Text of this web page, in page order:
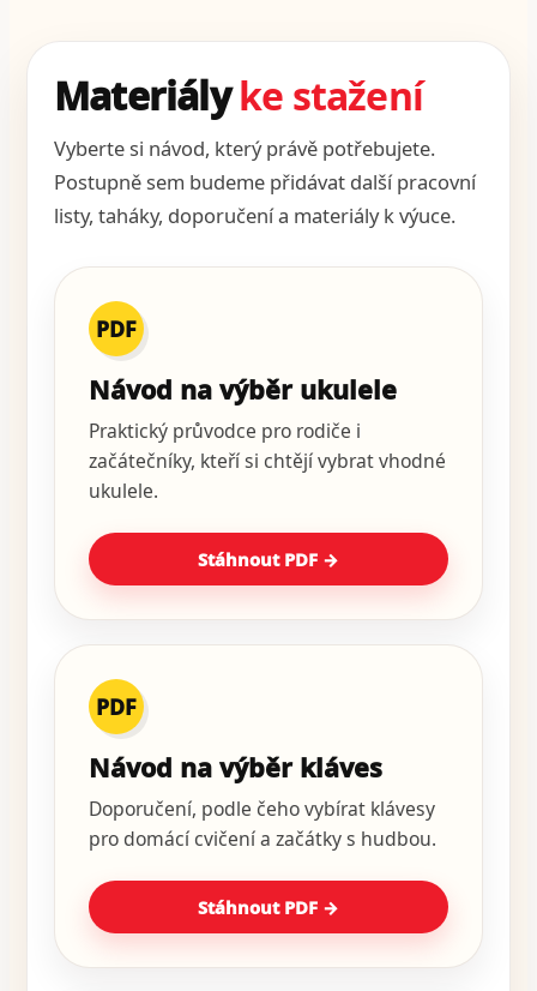
Materiályke stažení
Vyberte si návod, který právě potřebujete.
Postupně sem budeme přidávat další pracovní
listy, taháky, doporučení a materiály k výuce.
PDF
Návod na výběr ukulele
Praktický průvodce pro rodiče i
začátečníky, kteří si chtějí vybrat vhodné
ukulele.
Stáhnout PDF →
PDF
Návod na výběr kláves
Doporučení, podle čeho vybírat klávesy
pro domácí cvičení a začátky s hudbou.
Stáhnout PDF →